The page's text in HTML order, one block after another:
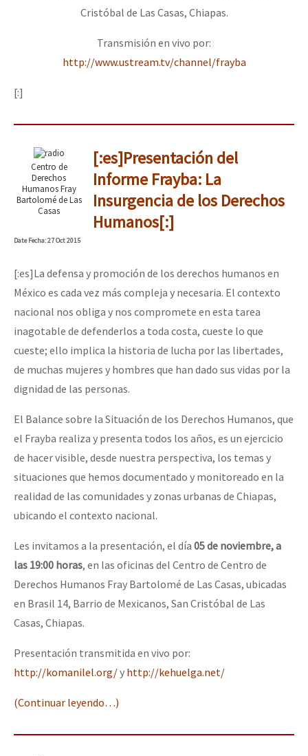
Cristóbal de Las Casas, Chiapas.
Transmisión en vivo por:
http://www.ustream.tv/channel/frayba
[:]
Centro de
Derechos
Humanos Fray
Bartolomé de Las
Casas
[:es]Presentación del
Informe Frayba: La
Insurgencia de los Derechos
Humanos[:]
DateFecha: 27 Oct 2015
[:es]La defensa y promoción de los derechos humanos en
México es cada vez más compleja y necesaria. El contexto
nacional nos obliga y nos compromete en esta tarea
inagotable de defenderlos a toda costa, cueste lo que
cueste; ello implica la historia de lucha por las libertades,
de muchas mujeres y hombres que han dado sus vidas por la
dignidad de las personas.
El Balance sobre la Situación de los Derechos Humanos, que
el Frayba realiza y presenta todos los años, es un ejercicio
de hacer visible, desde nuestra perspectiva, los temas y
situaciones que hemos documentado y monitoreado en la
realidad de las comunidades y zonas urbanas de Chiapas,
ubicando el contexto nacional.
Les invitamos a la presentación, el día 05 de noviembre, a
las 19:00 horas, en las oficinas del Centro de Centro de
Derechos Humanos Fray Bartolomé de Las Casas, ubicadas
en Brasil 14, Barrio de Mexicanos, San Cristóbal de Las
Casas, Chiapas.
Presentación transmitida en vivo por:
http://komanilel.org/y http://kehuelga.net/
(Continuar leyendo…)